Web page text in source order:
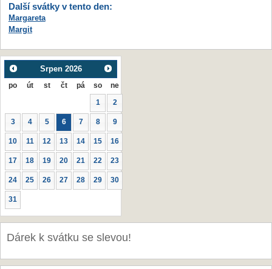
Další svátky v tento den:
Margareta
Margit
Srpen 2026
po út st čt pá so ne
1 2
3 4 5 6 7 8 9
10 11 12 13 14 15 16
17 18 19 20 21 22 23
24 25 26 27 28 29 30
31
Dárek k svátku se slevou!